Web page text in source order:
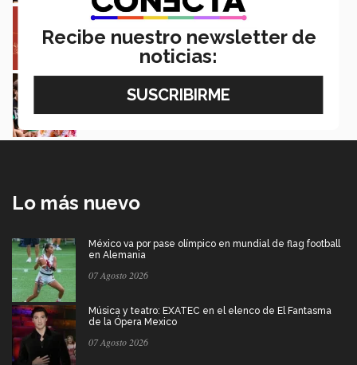
Entre miles: mexicana gana beca de maestría
Erasmus Mundus LIVE
Natalia Croda
Estudiantes de 5 campus Tec impulsan
proyectos en la Sierra Tarahumara
Lo más nuevo
México va por pase olímpico en mundial de flag football
en Alemania
07 Agosto 2026
Música y teatro: EXATEC en el elenco de El Fantasma
de la Ópera Mexico
07 Agosto 2026
Recibe nuestro newsletter de
noticias: